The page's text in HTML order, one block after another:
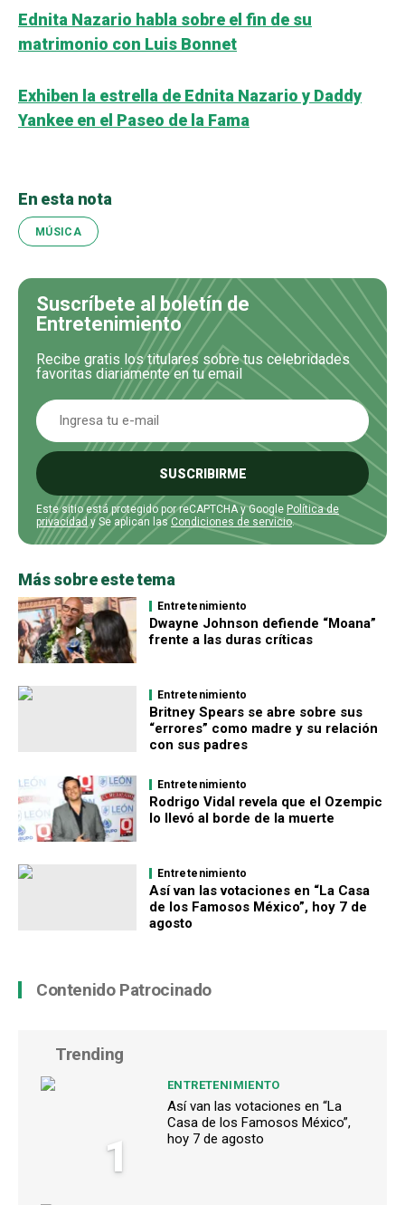
Ednita Nazario habla sobre el fin de su
matrimonio con Luis Bonnet
Exhiben la estrella de Ednita Nazario y Daddy
Yankee en el Paseo de la Fama
En esta nota
MÚSICA
Suscríbete al boletín de
Entretenimiento
Recibe gratis los titulares sobre tus celebridades
favoritas diariamente en tu email
SUSCRIBIRME
Este sitio está protegido por reCAPTCHA y Google Política de
privacidad y Se aplican lasCondiciones de servicio.
Más sobre este tema
Entretenimiento
Dwayne Johnson defiende “Moana”
frente a las duras críticas
Entretenimiento
Britney Spears se abre sobre sus
“errores” como madre y su relación
con sus padres
Entretenimiento
Rodrigo Vidal revela que el Ozempic
lo llevó al borde de la muerte
Entretenimiento
Así van las votaciones en “La Casa
de los Famosos México”, hoy 7 de
agosto
Contenido Patrocinado
Trending
1
ENTRETENIMIENTO
Así van las votaciones en “La
Casa de los Famosos México”,
hoy 7 de agosto